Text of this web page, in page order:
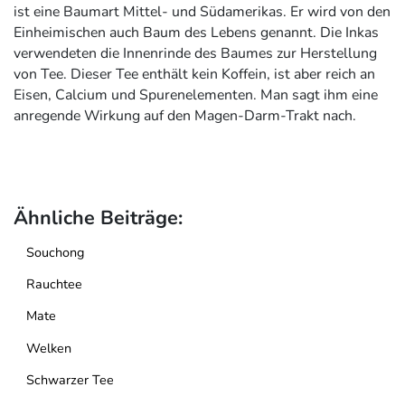
ist eine Baumart Mittel- und Südamerikas. Er wird von den
Einheimischen auch Baum des Lebens genannt. Die Inkas
verwendeten die Innenrinde des Baumes zur Herstellung
von Tee. Dieser Tee enthält kein Koffein, ist aber reich an
Eisen, Calcium und Spurenelementen. Man sagt ihm eine
anregende Wirkung auf den Magen-Darm-Trakt nach.
Ähnliche Beiträge:
Souchong
Rauchtee
Mate
Welken
Schwarzer Tee